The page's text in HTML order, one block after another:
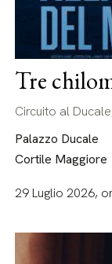
Tre
Circuito al
Palazzo Ducale
Cortile Maggiore
29 Luglio 2026,